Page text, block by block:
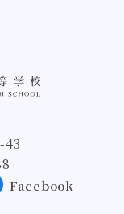
43
Facebook